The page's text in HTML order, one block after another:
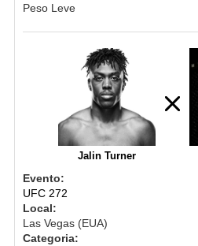
Peso Leve
Jalin Turner
Evento:
UFC 272
Local:
Las Vegas (EUA)
Categoria: